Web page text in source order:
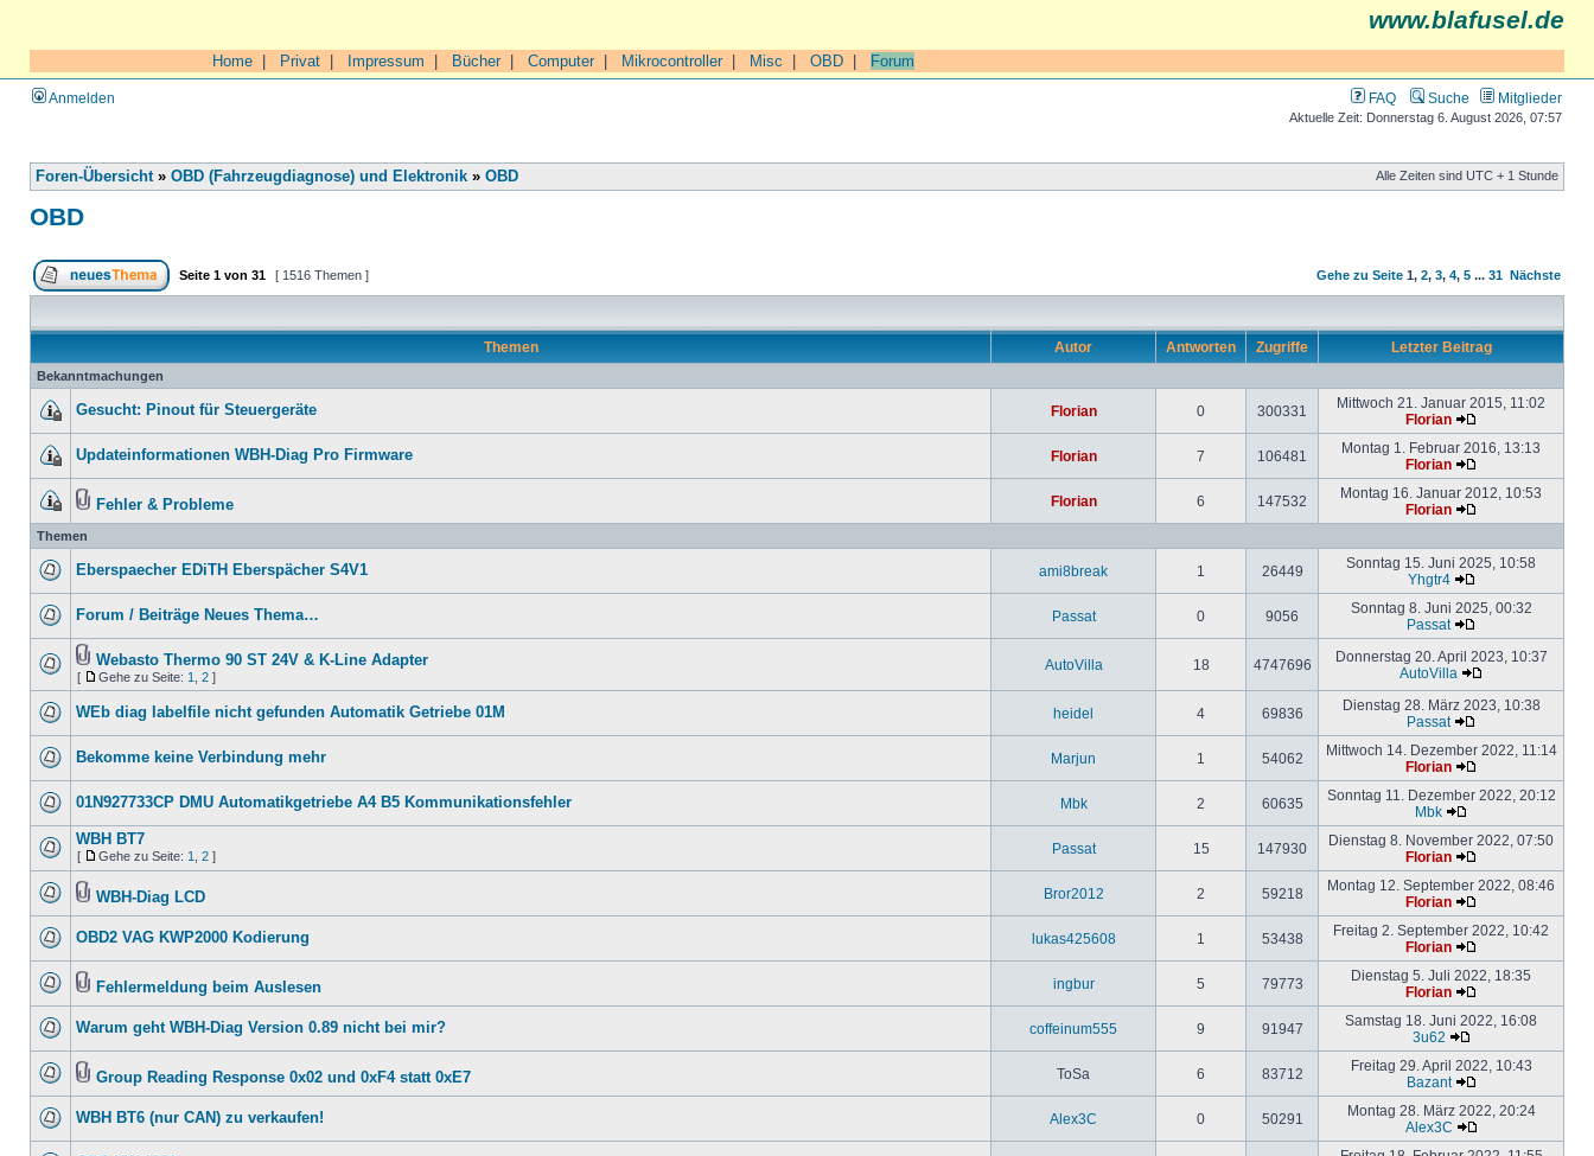
www.blafusel.de
Home Privat Impressum Bücher| Computer| Mikrocontroller| Misc OBD Forum
Anmelden FAQ Suche Mitglieder
Aktuelle Zeit: Donnerstag 6. August 2026, 07:57
Foren-Übersicht» OBD (Fahrzeugdiagnose) und Elektronik » OBD Alle Zeiten sind UTC + 1 Stunde
OBD
Seite 1 von 31 [ 1516 Themen ] Gehe zu Seite 1, 2, 3, 4, 5 ... 31 Nächste
Themen Autor Antworten Zugriffe Letzter Beitrag
Bekanntmachungen
Gesucht: Pinout für Steuergeräte Florian 0 300331
Mittwoch 21. Januar 2015, 11:02
Florian
Updateinformationen WBH-Diag Pro Firmware Florian 7 106481
Montag 1. Februar 2016, 13:13
Florian
Fehler & Probleme Florian 6 147532
Montag 16. Januar 2012, 10:53
Florian
Themen
Eberspaecher EDiTH Eberspächer S4V1 ami8break 1 26449
Sonntag 15. Juni 2025, 10:58
Yhgtr4
Forum / Beiträge Neues Thema… Passat 0 9056
Sonntag 8. Juni 2025, 00:32
Passat
Webasto Thermo 90 ST 24V & K-Line Adapter
[ Gehe zu Seite: 1 2 ]
AutoVilla 18 4747696
Donnerstag 20. April 2023, 10:37
AutoVilla
WEb diag labelfile nicht gefunden Automatik Getriebe 01M heidel 4 69836
Dienstag 28. März 2023, 10:38
Passat
Bekomme keine Verbindung mehr Marjun 1 54062
Mittwoch 14. Dezember 2022, 11:14
Florian
01N927733CP DMU Automatikgetriebe A4 B5 Kommunikationsfehler Mbk 2 60635
Sonntag 11. Dezember 2022, 20:12
Mbk
WBH BT7
[ Gehe zu Seite: 1 2 ] Passat 15 147930
Dienstag 8. November 2022, 07:50
Florian
WBH-Diag LCD Bror2012 2 59218
Montag 12. September 2022, 08:46
Florian
OBD2 VAG KWP2000 Kodierung lukas425608 1 53438
Freitag 2. September 2022, 10:42
Florian
Fehlermeldung beim Auslesen ingbur 5 79773
Dienstag 5. Juli 2022, 18:35
Florian
Warum geht WBH-Diag Version 0.89 nicht bei mir? coffeinum555 9 91947
Samstag 18. Juni 2022, 16:08
3u62
Group Reading Response 0x02 und 0xF4 statt 0xE7 ToSa 6 83712
Freitag 29. April 2022, 10:43
Bazant
WBH BT6 (nur CAN) zu verkaufen! Alex3C 0 50291
Montag 28. März 2022, 20:24
Alex3C